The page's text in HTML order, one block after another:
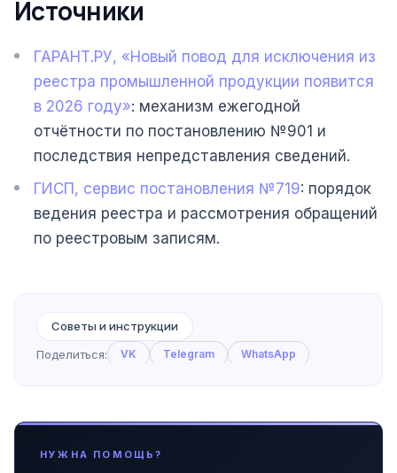
Источники
ГАРАНТ.РУ, «Новый повод для исключения из
реестра промышленной продукции появится
в 2026 году»: механизм ежегодной
отчётности по постановлению №901 и
последствия непредставления сведений.
ГИСП, сервис постановления №719: порядок
ведения реестра и рассмотрения обращений
по реестровым записям.
Советы и инструкции
Поделиться:
VK Telegram WhatsApp
НУЖНА ПОМОЩЬ?